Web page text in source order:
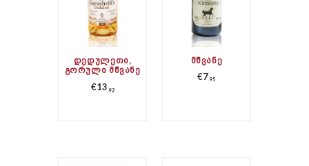
ᲓᲔᲓᲣᲚᲔᲗᲘ,
ᲒᲝᲠᲣᲚᲘ ᲛᲬᲕᲐᲜᲔ
€13 92
ᲛᲬᲕᲐᲜᲔ
€7 95